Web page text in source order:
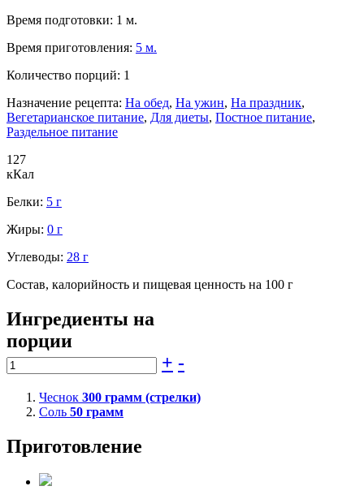
Время подготовки: 1 м.
Время приготовления: 5 м.
Количество порций: 1
Назначение рецепта: На обед, На ужин, На праздник,
Вегетарианское питание, Для диеты, Постное питание,
Раздельное питание
127
кКал
Белки: 5 г
Жиры: 0 г
Углеводы: 28 г
Состав, калорийность и пищевая ценность на 100 г
Ингредиенты на
порции
+ -
Чеснок 300 грамм (стрелки)
Соль 50 грамм
Приготовление